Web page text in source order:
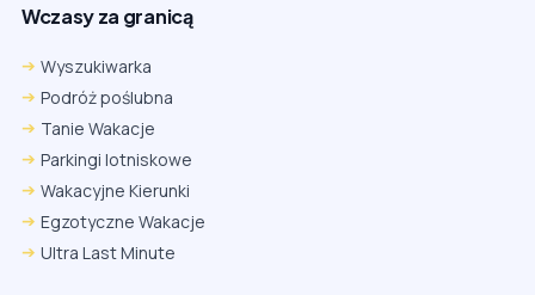
Wczasy za granicą
Wyszukiwarka
Podróż poślubna
Tanie Wakacje
Parkingi lotniskowe
Wakacyjne Kierunki
Egzotyczne Wakacje
Ultra Last Minute